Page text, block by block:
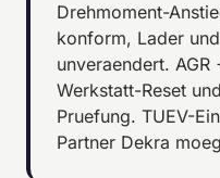
Drehmoment-
konform, Lader
unveraendert.
Werkstatt-Reset
Pruefung. TUEV-
Partner Dekra